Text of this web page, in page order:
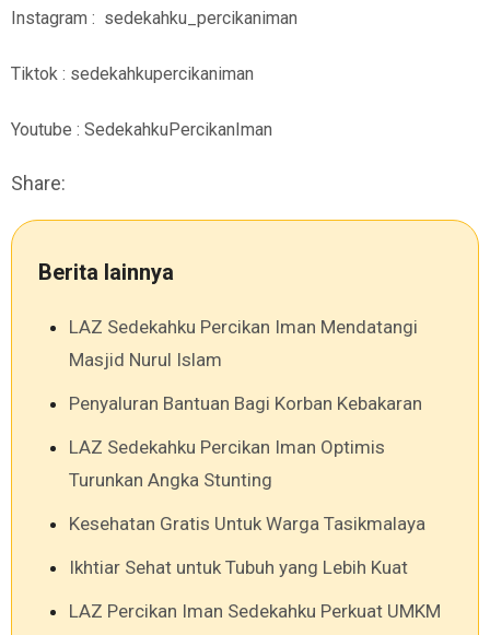
Instagram : sedekahku_percikaniman
Tiktok : sedekahkupercikaniman
Youtube : SedekahkuPercikanIman
Share:
Berita lainnya
LAZ Sedekahku Percikan Iman Mendatangi
Masjid Nurul Islam
Penyaluran Bantuan Bagi Korban Kebakaran
LAZ Sedekahku Percikan Iman Optimis
Turunkan Angka Stunting
Kesehatan Gratis Untuk Warga Tasikmalaya
Ikhtiar Sehat untuk Tubuh yang Lebih Kuat
LAZ Percikan Iman Sedekahku Perkuat UMKM